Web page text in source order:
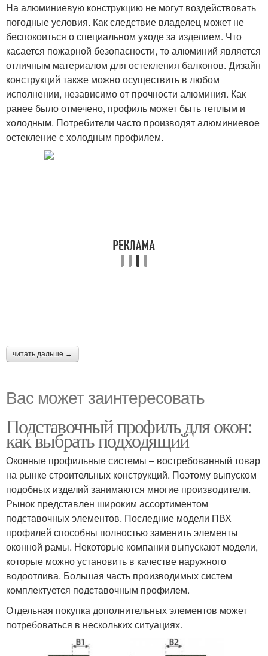
На алюминиевую конструкцию не могут воздействовать
погодные условия. Как следствие владелец может не
беспокоиться о специальном уходе за изделием. Что
касается пожарной безопасности, то алюминий является
отличным материалом для остекления балконов. Дизайн
конструкций также можно осуществить в любом
исполнении, независимо от прочности алюминия. Как
ранее было отмечено, профиль может быть теплым и
холодным. Потребители часто производят алюминиевое
остекление с холодным профилем.
читать дальше →
Вас может заинтересовать
Подставочный профиль для окон:
как выбрать подходящий
Оконные профильные системы – востребованный товар
на рынке строительных конструкций. Поэтому выпуском
подобных изделий занимаются многие производители.
Рынок представлен широким ассортиментом
подставочных элементов. Последние модели ПВХ
профилей способны полностью заменить элементы
оконной рамы. Некоторые компании выпускают модели,
которые можно установить в качестве наружного
водоотлива. Большая часть производимых систем
комплектуется подставочным профилем.
Отдельная покупка дополнительных элементов может
потребоваться в нескольких ситуациях.